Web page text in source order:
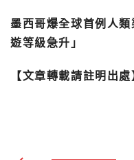
墨西哥爆全球首例人
遊等級急升」
【文章轉載請註明出處